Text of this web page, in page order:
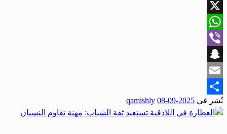
Facebook
X
WhatsApp
Viber
Snapchat
Email
Share
نُشر في 2025-09-08
qamishly